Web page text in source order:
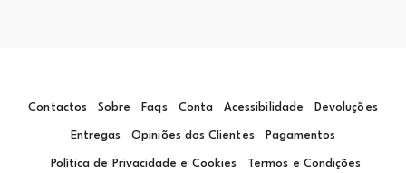
Contactos Sobre Faqs Conta Acessibilidade Devoluções
Entregas Opiniões dos Clientes Pagamentos
Política de Privacidade e Cookies Termos e Condições